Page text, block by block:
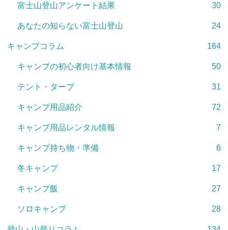
富士山登山アンケート結果 30
あなたの知らない富士山登山 24
キャンプコラム 164
キャンプの初心者向け基本情報 50
テント・タープ 31
キャンプ用品紹介 72
キャンプ用品レンタル情報 7
キャンプ持ち物・準備 6
冬キャンプ 17
キャンプ飯 27
ソロキャンプ 28